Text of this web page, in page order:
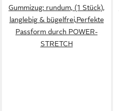
Gummizug: rundum, (1 Stück),
langlebig & bügelfrei,Perfekte
Passform durch POWER-
STRETCH